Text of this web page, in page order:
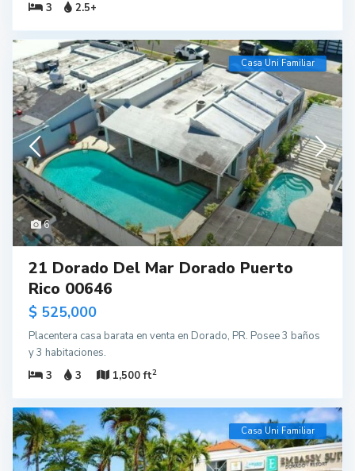
3
2.5+
6
Casa Uni Familiar
21 Dorado Del Mar Dorado Puerto
Rico 00646
$ 525,000
Placentera casa barata en venta en Dorado, PR. Posee 3 baños
y 3 habitaciones.
3
3 1,500 ft2
Casa Uni Familiar